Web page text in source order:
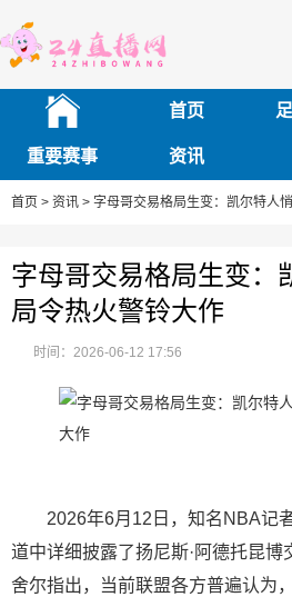
首页
重要赛事 资讯
首页 > 资讯 > 字母哥交易格局生变：凯尔特人
字母哥交易格局生变：
局令热火警铃大作
时间：2026-06-12 17:56
2026年6月12日，知名NBA记
道中详细披露了扬尼斯·阿德托昆博
舍尔指出，当前联盟各方普遍认为